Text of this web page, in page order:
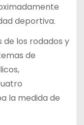
deportiva.
de los rodados y
de
la medida de